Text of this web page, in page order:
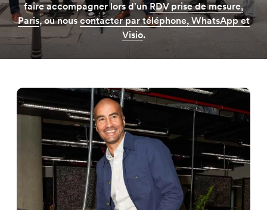
faire accompagner lors d'unRDV prise de mesure,
Paris, ou nouscontacter par téléphone, WhatsApp et
Visio.